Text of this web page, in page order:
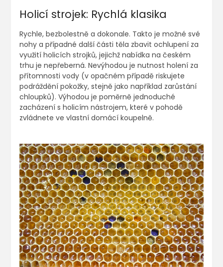
Holicí strojek: Rychlá klasika
Rychle, bezbolestně a dokonale. Takto je možné své
nohy a případné další části těla zbavit ochlupení za
využití holicích strojků, jejichž nabídka na českém
trhu je nepřeberná. Nevýhodou je nutnost holení za
přítomnosti vody (v opačném případě riskujete
podráždění pokožky, stejně jako například zarůstání
chloupků). Výhodou je poměrně jednoduché
zacházení s holicím nástrojem, které v pohodě
zvládnete ve vlastní domácí koupelně.